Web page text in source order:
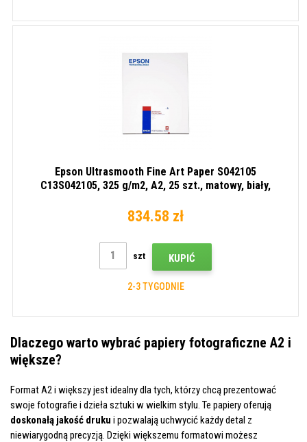
Epson Ultrasmooth Fine Art Paper S042105
C13S042105, 325 g/m2, A2, 25 szt., matowy, biały,
834.58 zł
szt KUPIĆ
2-3 TYGODNIE
Dlaczego warto wybrać papiery fotograficzne A2 i
większe?
Format A2 i większy jest idealny dla tych, którzy chcą prezentować
swoje fotografie i dzieła sztuki w wielkim stylu. Te papiery oferują
doskonałą jakość druku i pozwalają uchwycić każdy detal z
niewiarygodną precyzją. Dzięki większemu formatowi możesz